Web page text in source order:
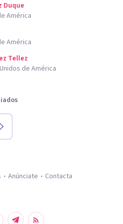
Duque
América
América
Tellez
de América
Anúnciate Contacta